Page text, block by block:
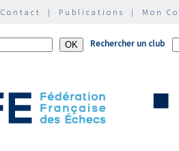
Contact | Publications | Mon
Rechercher un club